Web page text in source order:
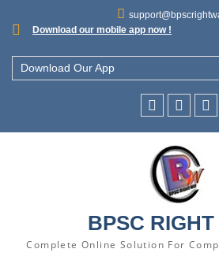
Download our mobile app now !
Download Our App
BPSC RIGHT
Complete Online Solution For